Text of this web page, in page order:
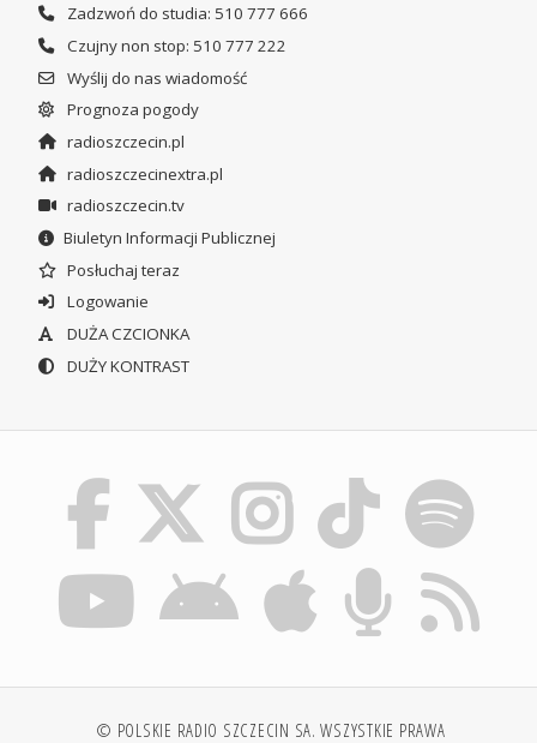
Zadzwoń do studia: 510 777 666
Czujny non stop: 510 777 222
Wyślij do nas wiadomość
Prognoza pogody
radioszczecin.pl
radioszczecinextra.pl
radioszczecin.tv
Biuletyn Informacji Publicznej
Posłuchaj teraz
Logowanie
DUŻA CZCIONKA
DUŻY KONTRAST
© POLSKIE RADIO SZCZECIN SA. WSZYSTKIE PRAWA